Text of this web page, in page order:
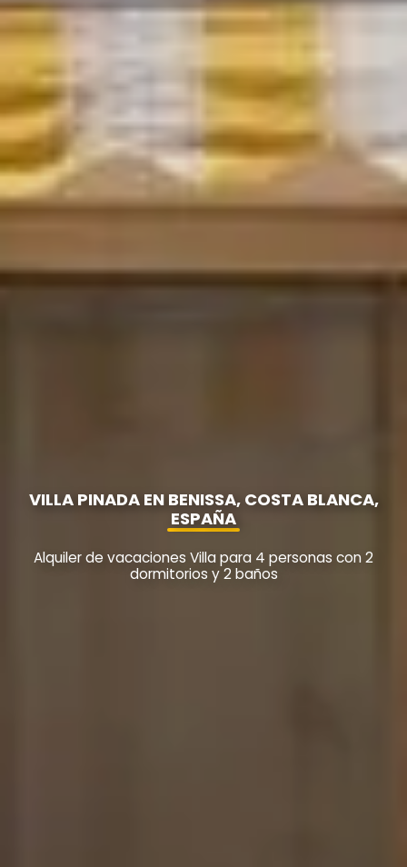
VILLA PINADA EN BENISSA, COSTA BLANCA,
ESPAÑA
Alquiler de vacaciones Villa para 4 personas con 2
dormitorios y 2 baños